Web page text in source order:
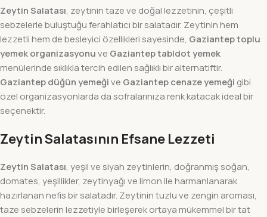
Zeytin Salatası, zeytinin taze ve doğal lezzetinin, çeşitli
sebzelerle buluştuğu ferahlatıcı bir salatadır. Zeytinin hem
lezzetli hem de besleyici özellikleri sayesinde, Gaziantep toplu
yemek organizasyonuve Gaziantep tabldot yemek
menülerinde sıklıkla tercih edilen sağlıklı bir alternatiftir.
Gaziantep düğün yemeğive Gaziantep cenaze yemeği gibi
özel organizasyonlarda da sofralarınıza renk katacak ideal bir
seçenektir.
Zeytin Salatasının Efsane Lezzeti
Zeytin Salatası, yeşil ve siyah zeytinlerin, doğranmış soğan,
domates, yeşillikler, zeytinyağı ve limon ile harmanlanarak
hazırlanan nefis bir salatadır. Zeytinin tuzlu ve zengin aroması,
taze sebzelerin lezzetiyle birleşerek ortaya mükemmel bir tat